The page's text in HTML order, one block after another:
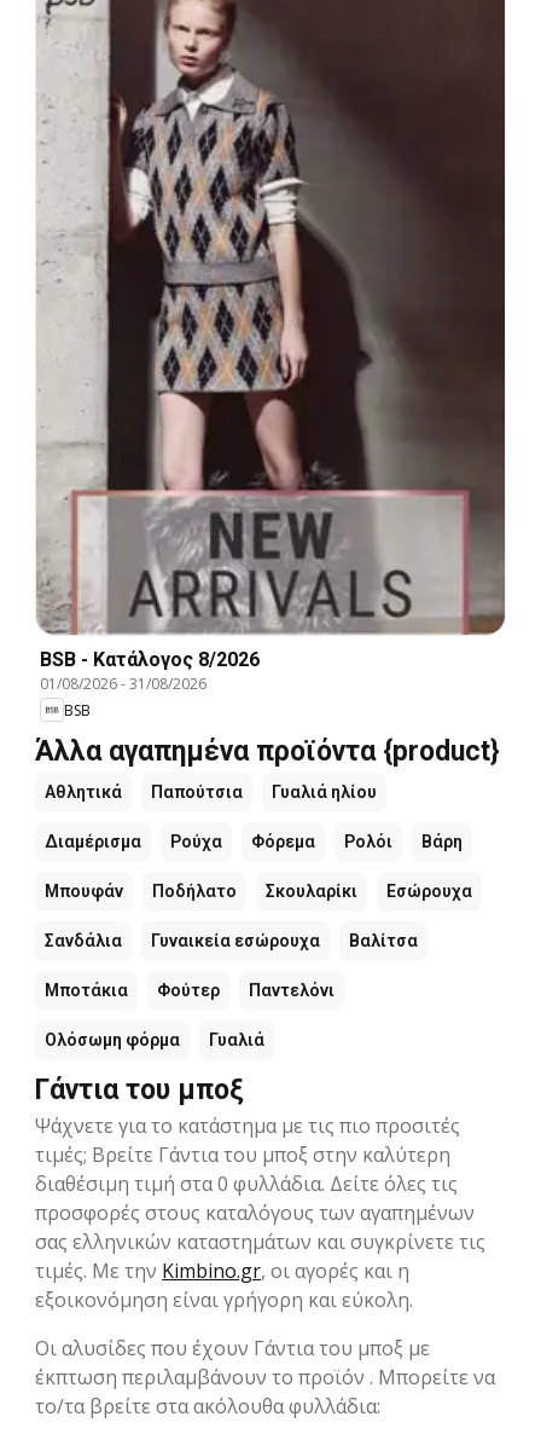
BSB - Kατάλογος 8/2026
01/08/2026-31/08/2026
BSB
Άλλα αγαπημένα προϊόντα {product}
Αθλητικά Παπούτσια Γυαλιά ηλίου
Διαμέρισμα Ρούχα Φόρεμα Ρολόι Βάρη
Μπουφάν Ποδήλατο Σκουλαρίκι Εσώρουχα
Σανδάλια Γυναικεία εσώρουχα Βαλίτσα
Μποτάκια Φούτερ Παντελόνι
Ολόσωμη φόρμα Γυαλιά
Γάντια του μποξ
Ψάχνετε για το κατάστημα με τις πιο προσιτές
τιμές; Βρείτε Γάντια του μποξ στην καλύτερη
διαθέσιμη τιμή στα 0 φυλλάδια. Δείτε όλες τις
προσφορές στους καταλόγους των αγαπημένων
σας ελληνικών καταστημάτων και συγκρίνετε τις
τιμές. Με την Kimbino.gr, οι αγορές και η
εξοικονόμηση είναι γρήγορη και εύκολη.
Οι αλυσίδες που έχουν Γάντια του μποξ με
έκπτωση περιλαμβάνουν το προϊόν . Μπορείτε να
το/τα βρείτε στα ακόλουθα φυλλάδια: